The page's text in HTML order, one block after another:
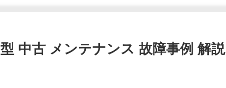
中古 メンテナンス 故障事例 解説